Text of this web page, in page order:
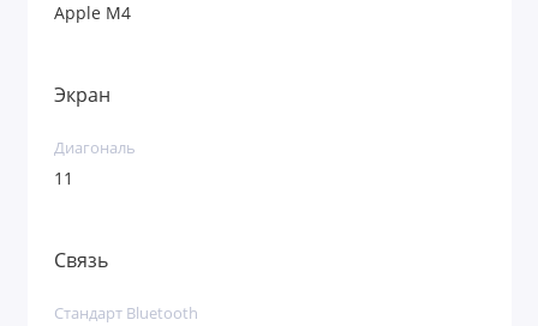
Apple M4
Экран
Диагональ
11
Связь
Стандарт Bluetooth